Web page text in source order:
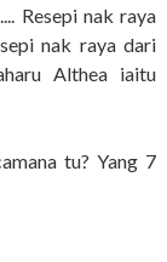
Resepi nak raya
nak raya dari
Althea iaitu
tu? Yang 7